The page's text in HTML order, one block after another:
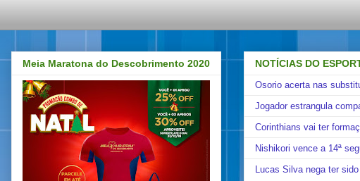
NOTÍCIAS DO
Osorio acerta nas
Jogador estrangula
Corinthians vai ter
Nishikori vence a 14ª
Lucas Silva nega ter
Meia Maratona do Descobrimento 2020